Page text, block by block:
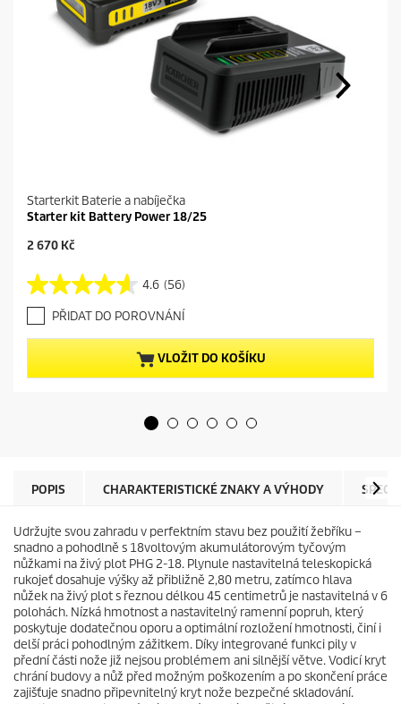
Starterkit Baterie a nabíječka
Starter kit Battery Power 18/25
C
e
n
t
p
e
2 670 Kč
4.6 (56)
4
.
6
z
h
e
5
6
r
e
c
e
n
z
í
PŘIDAT DO POROVNÁNÍ
VLOŽIT DO KOŠÍKU
POPIS CHARAKTERISTICKÉ ZNAKY A VÝHODY
Udržujte svou zahradu v perfektním stavu bez použití žebříku –
snadno a pohodlně s 18voltovým akumulátorovým tyčovým
nůžkami na živý plot PHG 2-18. Plynule nastavitelná teleskopická
rukojeť dosahuje výšky až přibližně 2,80 metru, zatímco hlava
nůžek na živý plot s řeznou délkou 45 centimetrů je nastavitelná v 6
polohách. Nízká hmotnost a nastavitelný ramenní popruh, který
poskytuje dodatečnou oporu a optimální rozložení hmotnosti, činí i
delší práci pohodlným zážitkem. Díky integrované funkci pily v
přední části nože již nejsou problémem ani silnější větve. Vodicí kryt
chrání budovy a nůž před možným poškozením a po skončení práce
zajišťuje snadno připevnitelný kryt nože bezpečné skladování.